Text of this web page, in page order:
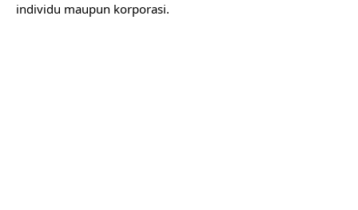
individu maupun korporasi.